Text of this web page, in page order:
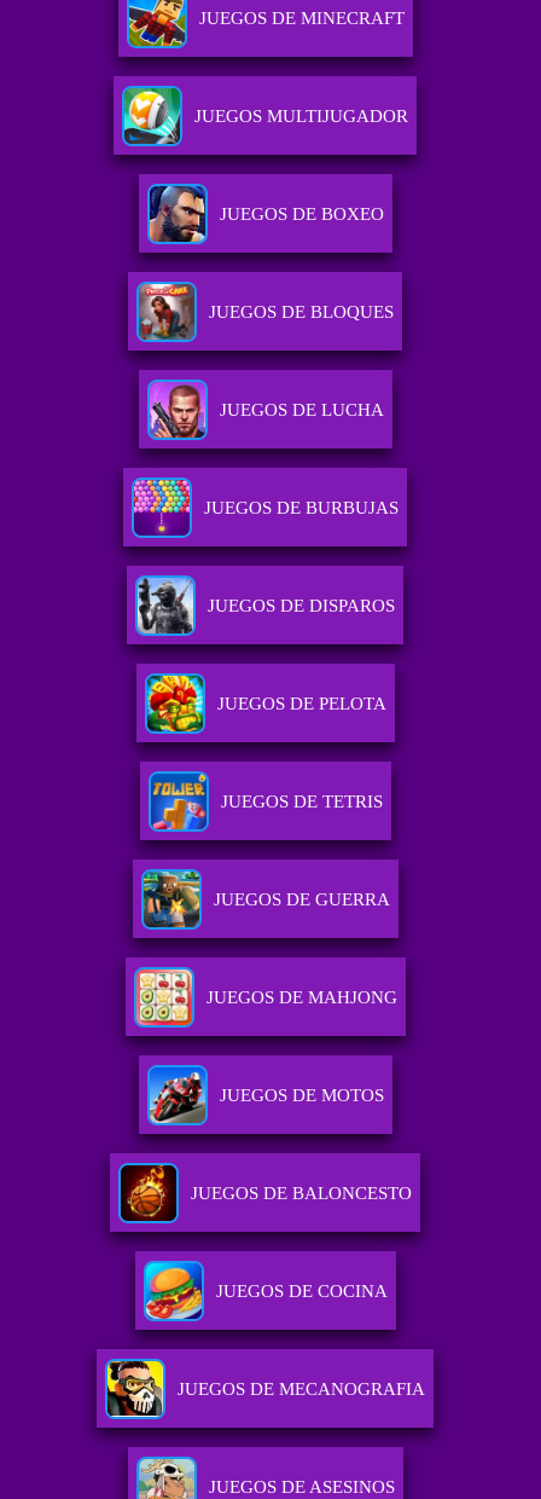
JUEGOS DE MINECRAFT
JUEGOS MULTIJUGADOR
JUEGOS DE BOXEO
JUEGOS DE BLOQUES
JUEGOS DE LUCHA
JUEGOS DE BURBUJAS
JUEGOS DE DISPAROS
JUEGOS DE PELOTA
JUEGOS DE TETRIS
JUEGOS DE GUERRA
JUEGOS DE MAHJONG
JUEGOS DE MOTOS
JUEGOS DE BALONCESTO
JUEGOS DE COCINA
JUEGOS DE MECANOGRAFIA
JUEGOS DE ASESINOS